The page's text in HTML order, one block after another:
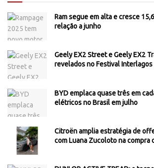
Ram segue em alta e cresce
relação a junho
Geely EX2 Street e Geely EX2
revelados no Festival Interlagos
BYD emplaca quase três em
elétricos no Brasil em julho
Citroën amplia estratégia de
com Luana Zucoloto na compra